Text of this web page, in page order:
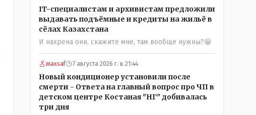
IT-специалистам и архивистам предложили
выдавать подъёмные и кредиты на жильё в
сёлах Казахстана
И нахрена они, скажите мне, там вообще нужны?😁
maxsaf 7 августа 2026 г. в 21:44
Новый кондиционер установили после
смерти - Ответа на главный вопрос про ЧП в
детском центре Костаная "НГ" добивалась
три дня